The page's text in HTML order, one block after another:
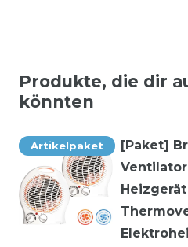
Produkte, die dir
könnten
Artikelpaket
[Paket]